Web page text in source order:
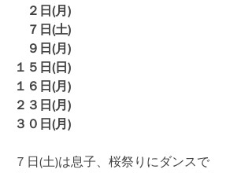
２日(月)
７日(土)
９日(月)
１５日(日)
１６日(月)
２３日(月)
３０日(月)
７日(土)は息子、桜祭りにダンスで